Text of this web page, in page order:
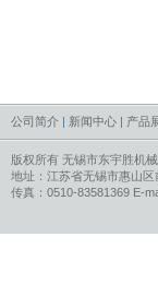
公司简介 | 新闻中心 | 产品
版权所有 无锡市东宇胜机
地址：江苏省无锡市惠山
传真：0510-83581369 E-